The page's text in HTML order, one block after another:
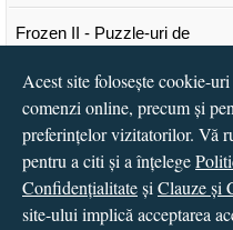
Frozen II - Puzzle-uri de
Lansare "Portocalele verzi" de
Vitali Cipileaga
...toate știrile
Acest site folosește cookie-
comenzi online, precum și
preferințelor vizitatorilor. Vă
pentru a citi și a înțelege
Confidențialitateși Clauze și
site-ului implică acceptarea